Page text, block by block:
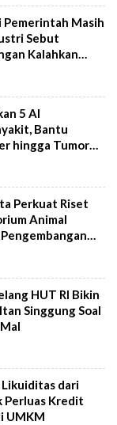
Pemerintah Masih
Sebut
Kalahkan
5 AI
Bantu
hingga Tumor
Perkuat Riset
Animal
HUT RI Bikin
Singgung Soal
Likuiditas dari
Perluas Kredit
UMKM